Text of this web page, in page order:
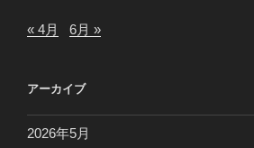
« 4月 6月 »
アーカイブ
2026年5月